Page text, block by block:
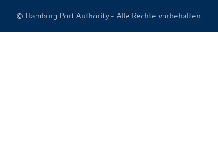
© Hamburg Port Authority - Alle Rechte vorbehalten.